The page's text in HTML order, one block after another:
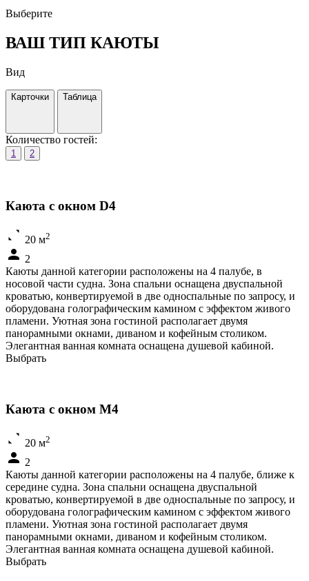
Выберите
ВАШ ТИП КАЮТЫ
Вид
Карточки Таблица
Количество гостей:
1 2
Каюта с окном D4
20 м2
2
Каюты данной категории расположены на 4 палубе, в
носовой части судна. Зона спальни оснащена двуспальной
кроватью, конвертируемой в две односпальные по запросу, и
оборудована голографическим камином с эффектом живого
пламени. Уютная зона гостиной располагает двумя
панорамными окнами, диваном и кофейным столиком.
Элегантная ванная комната оснащена душевой кабиной.
Выбрать
Каюта с окном M4
20 м2
2
Каюты данной категории расположены на 4 палубе, ближе к
середине судна. Зона спальни оснащена двуспальной
кроватью, конвертируемой в две односпальные по запросу, и
оборудована голографическим камином с эффектом живого
пламени. Уютная зона гостиной располагает двумя
панорамными окнами, диваном и кофейным столиком.
Элегантная ванная комната оснащена душевой кабиной.
Выбрать